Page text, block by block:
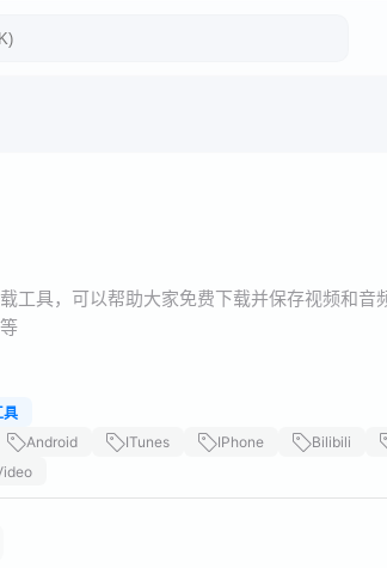
工具，可以帮助大家免费下载并保存视频和音
具
Android ITunes IPhone Bilibili